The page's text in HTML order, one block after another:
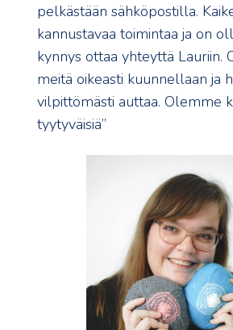
pelkästään sähköpostilla.
kannustavaa toimintaa ja on
kynnys ottaa yhteyttä Lauriin.
meitä oikeasti kuunnellaan ja
vilpittömästi auttaa. Olemme
tyytyväisiä”